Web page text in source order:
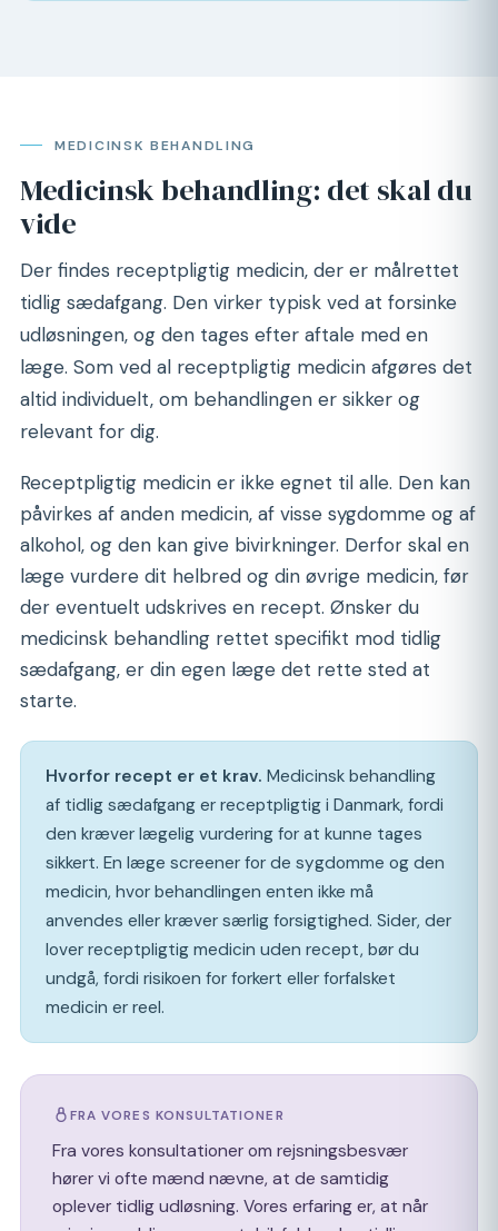
MEDICINSK BEHANDLING
Medicinsk behandling: det skal du
vide
Der findes receptpligtig medicin, der er målrettet
tidlig sædafgang. Den virker typisk ved at forsinke
udløsningen, og den tages efter aftale med en
læge. Som ved al receptpligtig medicin afgøres det
altid individuelt, om behandlingen er sikker og
relevant for dig.
Receptpligtig medicin er ikke egnet til alle. Den kan
påvirkes af anden medicin, af visse sygdomme og af
alkohol, og den kan give bivirkninger. Derfor skal en
læge vurdere dit helbred og din øvrige medicin, før
der eventuelt udskrives en recept. Ønsker du
medicinsk behandling rettet specifikt mod tidlig
sædafgang, er din egen læge det rette sted at
starte.
Hvorfor recept er et krav. Medicinsk behandling
af tidlig sædafgang er receptpligtig i Danmark, fordi
den kræver lægelig vurdering for at kunne tages
sikkert. En læge screener for de sygdomme og den
medicin, hvor behandlingen enten ikke må
anvendes eller kræver særlig forsigtighed. Sider, der
lover receptpligtig medicin uden recept, bør du
undgå, fordi risikoen for forkert eller forfalsket
medicin er reel.
FRA VORES KONSULTATIONER
Fra vores konsultationer om rejsningsbesvær
hører vi ofte mænd nævne, at de samtidig
oplever tidlig udløsning. Vores erfaring er, at når